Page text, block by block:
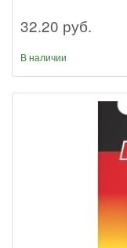
32.20 руб.
В наличии